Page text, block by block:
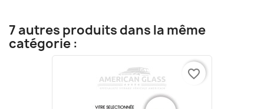
7 autres produits dans la même
catégorie :
favorite_border